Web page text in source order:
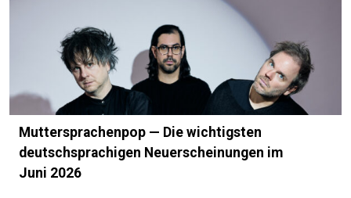
Muttersprachenpop — Die wichtigsten
deutschsprachigen Neuerscheinungen im
Juni 2026